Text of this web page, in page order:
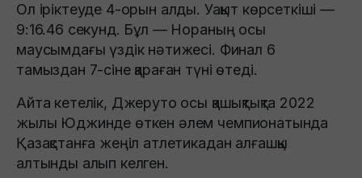
Ол іріктеуде 4-орын алды. Уақыт көрсеткіші —
9:16.46 секунд. Бұл — Нораның осы
маусымдағы үздік нәтижесі. Финал 6
тамыздан 7-сіне қараған түні өтеді.
Айта кетелік, Джеруто осы қашықтықта 2022
жылы Юджинде өткен әлем чемпионатында
Қазақстанға жеңіл атлетикадан алғашқы
алтынды алып келген.